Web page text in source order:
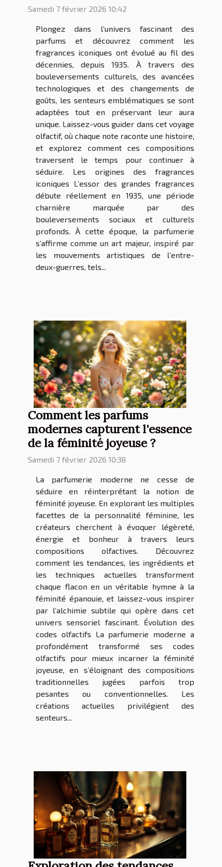
Samedi 7 février 2026 10:42
Plongez dans l’univers fascinant des
parfums et découvrez comment les
fragrances iconiques ont évolué au fil des
décennies, depuis 1935. À travers des
bouleversements culturels, des avancées
technologiques et des changements de
goûts, les senteurs emblématiques se sont
adaptées tout en préservant leur aura
unique. Laissez-vous guider dans cet voyage
olfactif, où chaque note raconte une histoire,
et explorez comment ces compositions
traversent le temps pour continuer à
séduire. Les origines des fragrances
iconiques L’essor des grandes fragrances
débute réellement en 1935, une période
charnière marquée par des
bouleversements sociaux et culturels
profonds. À cette époque, la parfumerie
s’affirme comme un art majeur, inspiré par
les mouvements artistiques de l’entre-
deux-guerres, tels...
Comment les parfums
modernes capturent l'essence
de la féminité joyeuse ?
Samedi 7 février 2026 10:38
La parfumerie moderne ne cesse de
séduire en réinterprétant la notion de
féminité joyeuse. En explorant les multiples
facettes de la personnalité féminine, les
créateurs cherchent à évoquer légèreté,
énergie et bonheur à travers leurs
compositions olfactives. Découvrez
comment les tendances, les ingrédients et
les techniques actuelles transforment
chaque flacon en un véritable hymne à la
féminité épanouie, et laissez-vous inspirer
par l’alchimie subtile qui opère dans cet
univers sensoriel fascinant. Évolution des
codes olfactifs La parfumerie moderne a
profondément transformé ses codes
olfactifs pour mieux incarner la féminité
joyeuse, en s’éloignant des compositions
traditionnelles jugées parfois trop
pesantes ou conventionnelles. Les
créations actuelles privilégient des
senteurs...